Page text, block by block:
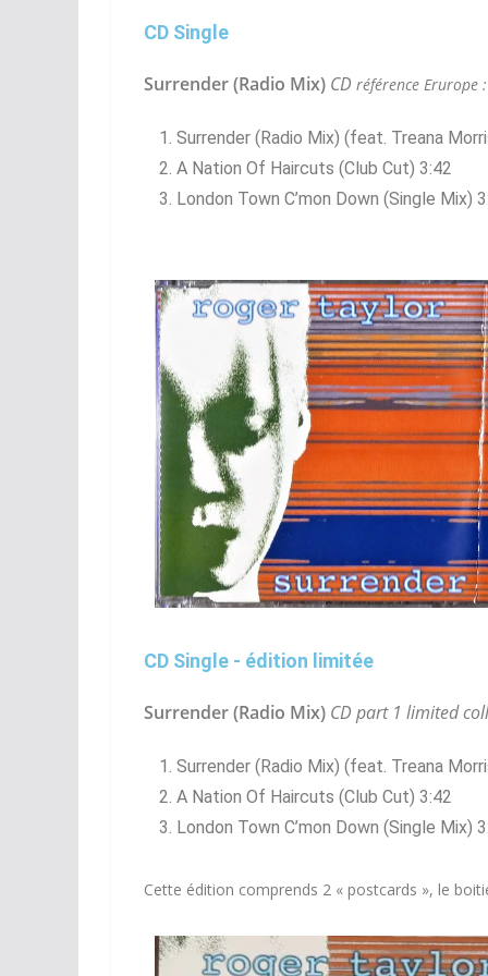
CD Single
Surrender (Radio Mix) CD référence Erurope
Surrender (Radio Mix) (feat. Treana
A Nation Of Haircuts (Club Cut) 3:42
London Town C’mon Down (Single Mix)
CD Single - édition limitée
Surrender (Radio Mix) CD part 1 limited
Surrender (Radio Mix) (feat. Treana
A Nation Of Haircuts (Club Cut) 3:42
London Town C’mon Down (Single Mix)
Cette édition comprends 2 « postcards », le